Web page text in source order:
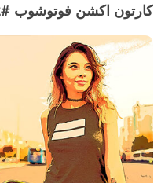
كارتون اكشن فوتوشوب #2 "Color Comic"